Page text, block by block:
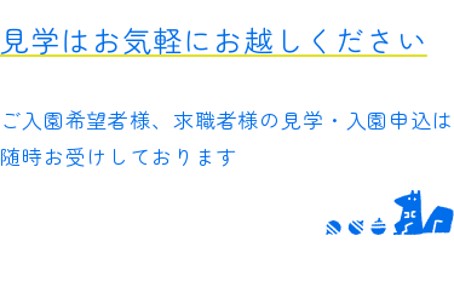
見学はお気軽にお越しください
ご入園希望者様、求職者様の 見学・入園申込は
随時お受けしております